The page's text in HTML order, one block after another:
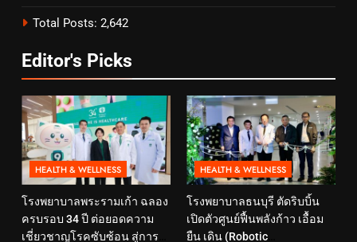
Total Posts: 2,642
Editor's Picks
HEALTH & WELLNESS
โรงพยาบาลพระรามเก้า ฉลอง
ครบรอบ 34 ปี ต่อยอดความ
เชี่ยวชาญโรคซับซ้อน สู่การ
HEALTH & WELLNESS
โรงพยาบาลธนบุรี ตัดริบบิ้น
เปิดตัวศูนย์ฟื้นพลังก้าว เอื้อม
ยืน เดิน (Robotic